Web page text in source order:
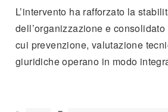
L’intervento ha rafforzato la
dell’organizzazione e
cui prevenzione, valutazione
giuridiche operano in modo